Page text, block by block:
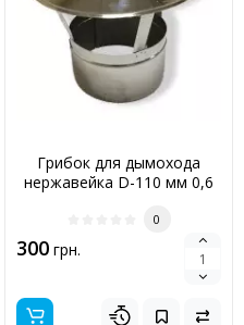
Грибок для дымохода
нержавейка D-110 мм 0,6
0
300 грн.